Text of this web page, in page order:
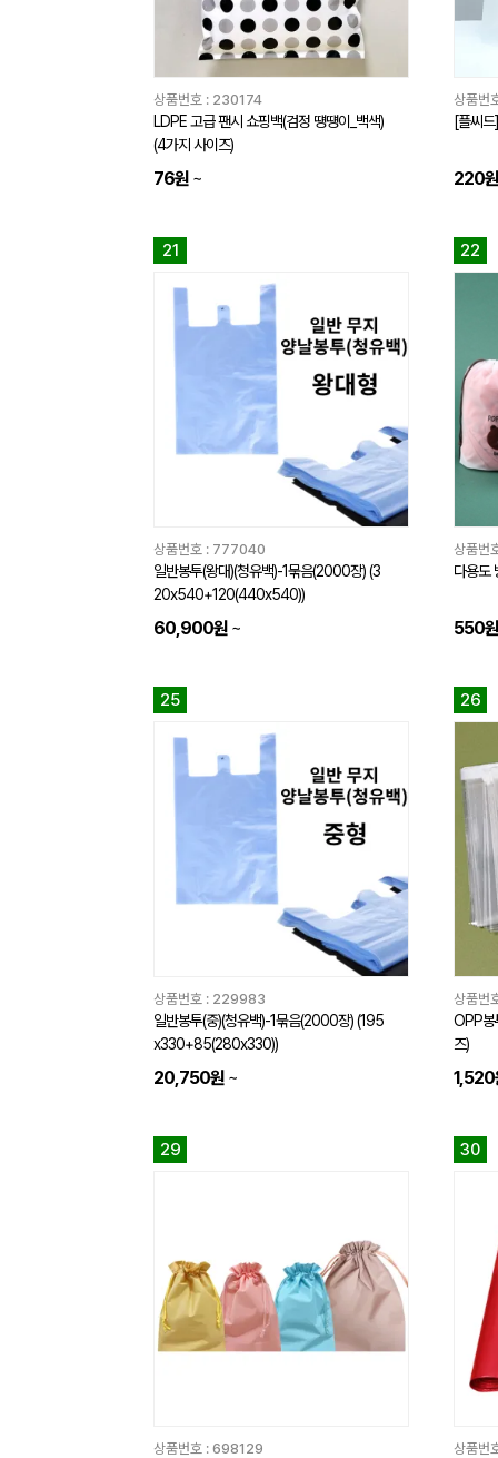
상품번호 : 230174
LDPE 고급 팬시 쇼핑백(검정 떙떙이_백색)
(4가지 사이즈)
76원 ~
상품번
[플씨
220원
21
상품번호 : 777040
일반봉투(왕대)(청유백)-1묶음(2000장) (3
20x540+120(440x540))
60,900원 ~
22
상품번
다용도
550원
25
상품번호 : 229983
일반봉투(중)(청유백)-1묶음(2000장) (195
x330+85(280x330))
20,750원 ~
26
상품번
OPP봉
즈)
1,520
29
상품번호 : 698129
30
상품번